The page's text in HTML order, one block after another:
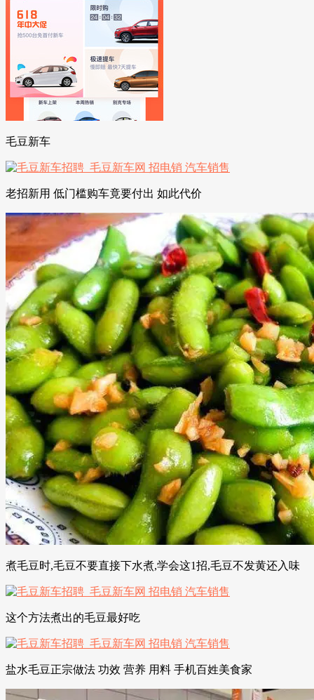
毛豆新车
老招新用 低门槛购车竟要付出 如此代价
煮毛豆时,毛豆不要直接下水煮,学会这1招,毛豆不发黄还入味
这个方法煮出的毛豆最好吃
盐水毛豆正宗做法 功效 营养 用料 手机百姓美食家